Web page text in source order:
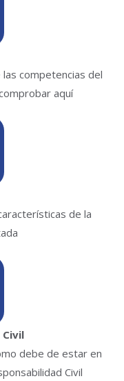
competencias del
aquí
de la
Civil
debe de estar en
Civil